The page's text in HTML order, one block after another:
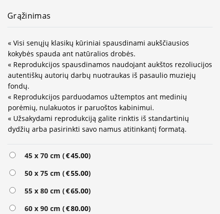
Grąžinimas
« Visi senųjų klasikų kūriniai spausdinami aukščiausios
kokybės spauda ant natūralios drobės.
« Reprodukcijos spausdinamos naudojant aukštos rezoliucijos
autentiškų autorių darbų nuotraukas iš pasaulio muziejų
fondų.
« Reprodukcijos parduodamos užtemptos ant medinių
porėmių, nulakuotos ir paruoštos kabinimui.
« Užsakydami reprodukciją galite rinktis iš standartinių
dydžių arba pasirinkti savo namus atitinkantį formatą.
45 x 70 cm (€45.00)
50 x 75 cm (€55.00)
55 x 80 cm (€65.00)
60 x 90 cm (€80.00)